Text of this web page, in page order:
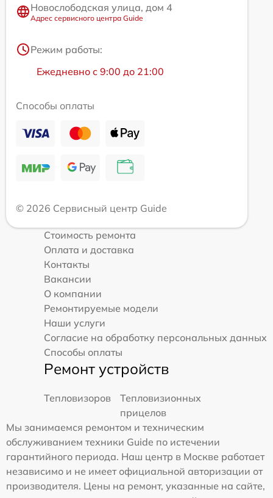
Новослободская улица, дом 4
Адрес сервисного центра Guide
Режим работы:
Ежедневно с 9:00 до 21:00
Способы оплаты
© 2026 Сервисный центр Guide
Стоимость ремонта
Оплата и доставка
Контакты
Вакансии
О компании
Ремонтируемые модели
Наши услуги
Согласие на обработку персональных данных
Способы оплаты
Ремонт устройств
Тепловизоров
Тепловизионных
прицелов
Мы занимаемся ремонтом и техническим
обслуживанием техники Guide по истечении
гарантийного периода. Наш центр в Москве работает
независимо и не имеет официальной авторизации от
производителя. Цены на ремонт, указанные на сайте,